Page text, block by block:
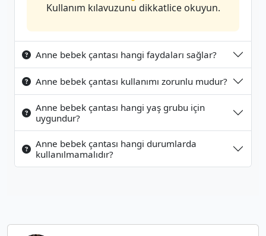
Kullanım kılavuzunu dikkatlice okuyun.
Anne bebek çantası hangi faydaları sağlar?
Anne bebek çantası kullanımı zorunlu mudur?
Anne bebek çantası hangi yaş grubu için
uygundur?
Anne bebek çantası hangi durumlarda
kullanılmamalıdır?